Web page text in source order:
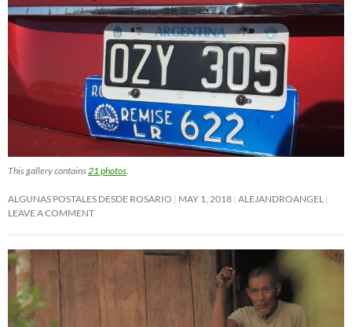
This gallery contains 21 photos
ALGUNAS POSTALES DESDE ROSARIO MAY 1, 2018 ALEJANDROANGEL
LEAVE A COMMENT